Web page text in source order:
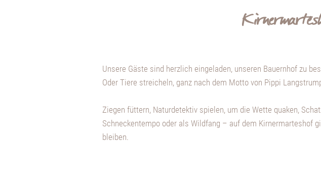
Unsere Gäste sind herzlich eingeladen, unseren Bauernhof zu
Oder Tiere streicheln, ganz nach dem Motto von Pippi
Ziegen füttern, Naturdetektiv spielen, um die Wette quaken,
Schneckentempo oder als Wildfang – auf dem Kirnermarteshof
bleiben.